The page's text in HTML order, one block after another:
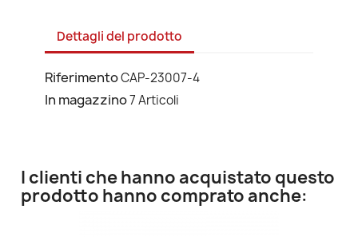
Dettagli del prodotto
RiferimentoCAP-23007-4
In magazzino7 Articoli
I clienti che hanno acquistato questo
prodotto hanno comprato anche: